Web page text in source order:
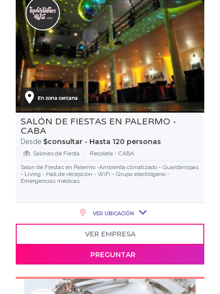
SALÓN DE FIESTAS EN PALERMO -
CABA
Desde $consultar - Hasta 120 personas
Salones de Fiesta
Recoleta - CABA
Salon de Fiestas en Palermo -Ambienta climatizado - Guardarropas
- Living - Hall de recepción - WiFi - Grupo electrógeno -
Emergencias médicas
VER UBICACIÓN
VER EMPRESA
PREGUNTAR